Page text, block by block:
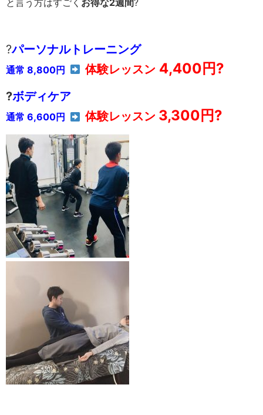
?パーソナルトレーニング
通常 8,800円 体験レッスン 4,400円?
?ボディケア
通常 6,600円 体験レッスン 3,300円?